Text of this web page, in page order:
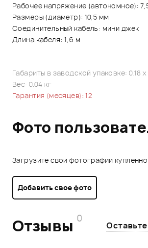
Рабочее напряжение (автономное):
Размеры (диаметр): 10,5 мм
Соединительный кабель: мини джек
Длина кабеля: 1,6 м
Габариты в заводской упаковке: 0.18 x
Вес: 0.04 кг
Гарантия (месяцев): 12
Фото
Загрузите свои фотографии
Добавить свое фото
Отзывы 0